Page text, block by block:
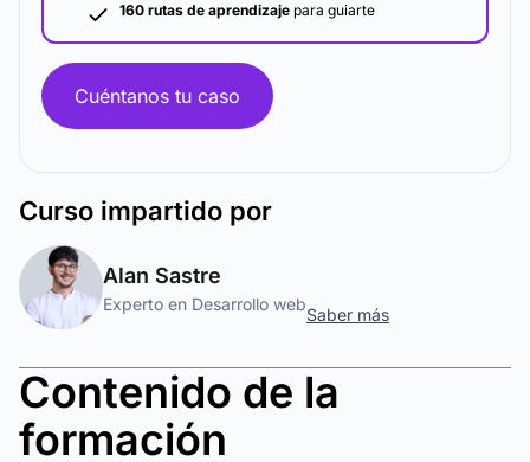
160 rutas de aprendizaje para guiarte
Cuéntanos tu caso
Curso impartido por
Alan Sastre
Experto en Desarrollo web
Saber más
Contenido de la
formación